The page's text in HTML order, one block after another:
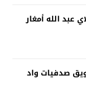
عبد الله أمغار
صدفيات واد